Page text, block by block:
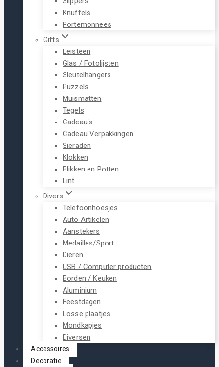
Knuffels
Portemonnees
Gifts
Leisteen
Glas / Fotolijsten
Sleutelhangers
Puzzels
Muismatten
Tegels
Cadeau’s
Cadeau Verpakkingen
Sieraden
Klokken
Blikken en Potten
Lint
Divers
Telefoonhoesjes
Auto Artikelen
Aanstekers
Medailles/Sport
Dieren
USB / Computer producten
Borden / Keuken
Aluminium
Feestdagen
Losse plaatjes
Mondkapjes
Diversen
Accessoires
Decoratie